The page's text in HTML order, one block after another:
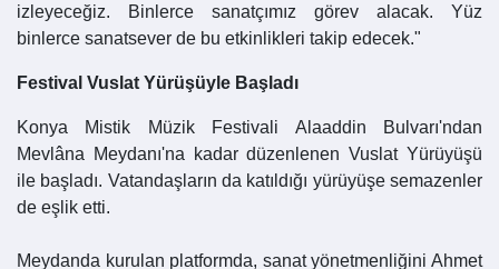
izleyeceğiz. Binlerce sanatçımız görev alacak. Yüz
binlerce sanatsever de bu etkinlikleri takip edecek."
Festival Vuslat Yürüşüyle Başladı
Konya Mistik Müzik Festivali Alaaddin Bulvarı'ndan
Mevlâna Meydanı'na kadar düzenlenen Vuslat Yürüyüşü
ile başladı. Vatandaşların da katıldığı yürüyüşe semazenler
de eşlik etti.
Meydanda kurulan platformda, sanat yönetmenliğini Ahmet